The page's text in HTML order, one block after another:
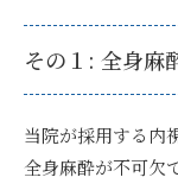
その１: 全身麻
当院が採用する内
全身麻酔が不可欠で